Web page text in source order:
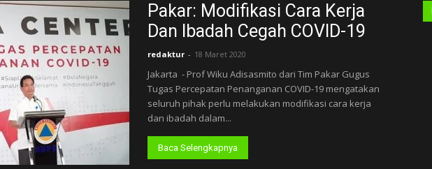
Pakar: Modifikasi Cara Kerja
Dan Ibadah Cegah COVID-19
redaktur - 18 Maret 2020
Jakarta - Prof Wiku Adisasmito dari Tim Pakar Gugus
Tugas Percepatan Penanganan COVID-19 mengatakan
seluruh pihak perlu melakukan modifikasi cara kerja
dan ibadah dalam...
Baca Selengkapnya